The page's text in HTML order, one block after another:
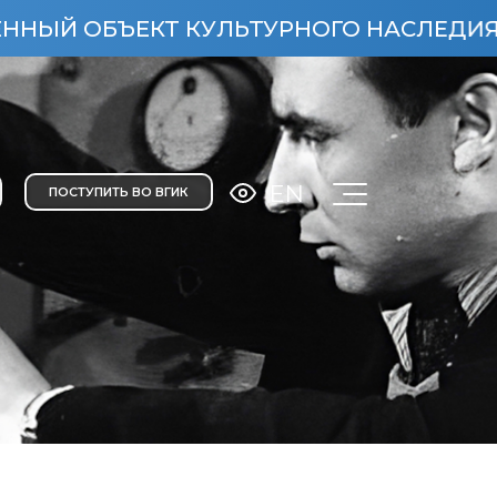
КУЛЬТУРНОГО НАСЛЕДИЯ НАРОДОВ
ПОСТУПИТЬ ВО ВГИК EN